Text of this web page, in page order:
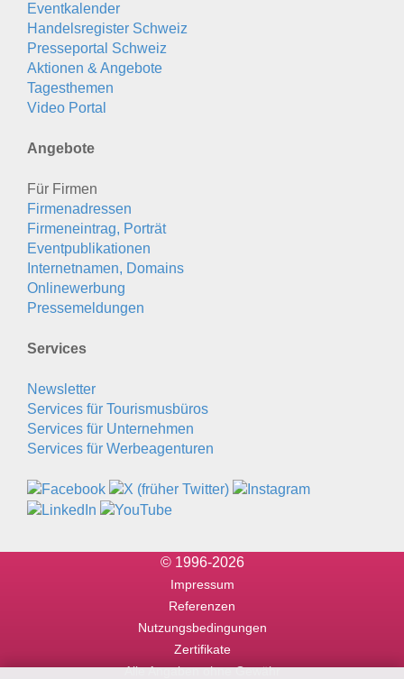
Eventkalender
Handelsregister Schweiz
Presseportal Schweiz
Aktionen & Angebote
Tagesthemen
Video Portal
Angebote
Für Firmen
Firmenadressen
Firmeneintrag, Porträt
Eventpublikationen
Internetnamen, Domains
Onlinewerbung
Pressemeldungen
Services
Newsletter
Services für Tourismusbüros
Services für Unternehmen
Services für Werbeagenturen
© 1996-2026
Impressum
Referenzen
Nutzungsbedingungen
Zertifikate
Alle Angaben ohne Gewähr